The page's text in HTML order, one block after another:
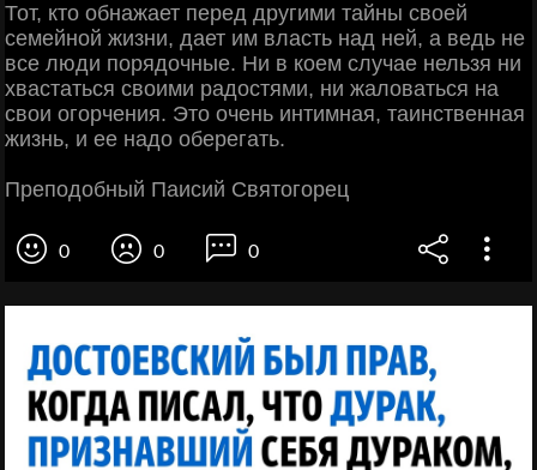
Тот, кто обнажает перед другими тайны своей
семейной жизни, дает им власть над ней, а ведь не
все люди порядочные. Ни в коем случае нельзя ни
хвастаться своими радостями, ни жаловаться на
свои огорчения. Это очень интимная, таинственная
жизнь, и ее надо оберегать.
Преподобный Паисий Святогорец
0 0 0